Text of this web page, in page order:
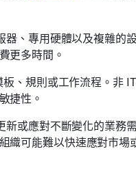
、專用硬體以及複雜的
更多時間。
、規則或工作流程。非
捷性。
新或應對不斷變化的業務
織可能難以快速應對市場